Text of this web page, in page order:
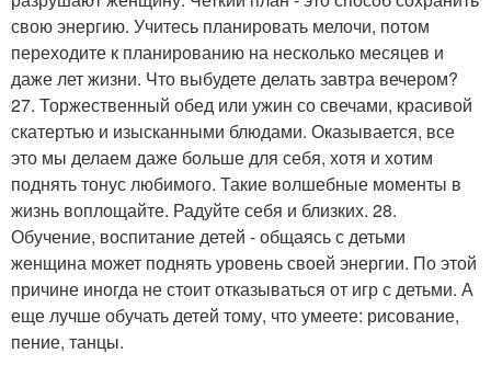
свою энергию. Учитесь планировать мелочи, потом
переходите к планированию на несколько месяцев и
даже лет жизни. Что выбудете делать завтра вечером?
27. Торжественный обед или ужин со свечами, красивой
скатертью и изысканными блюдами. Оказывается, все
это мы делаем даже больше для себя, хотя и хотим
поднять тонус любимого. Такие волшебные моменты в
жизнь воплощайте. Радуйте себя и близких. 28.
Обучение, воспитание детей - общаясь с детьми
женщина может поднять уровень своей энергии. По этой
причине иногда не стоит отказываться от игр с детьми. А
еще лучше обучать детей тому, что умеете: рисование,
пение, танцы.